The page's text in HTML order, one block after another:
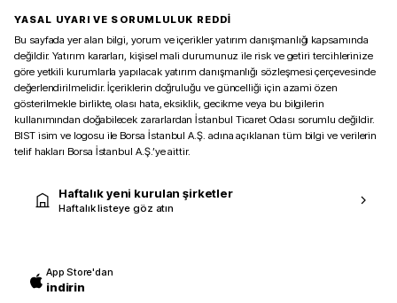
YASAL UYARI VE SORUMLULUK REDDİ
Bu sayfada yer alan bilgi, yorum ve içerikler yatırım danışmanlığı kapsamında
değildir. Yatırım kararları, kişisel mali durumunuz ile risk ve getiri tercihlerinize
göre yetkili kurumlarla yapılacak yatırım danışmanlığı sözleşmesi çerçevesinde
değerlendirilmelidir. İçeriklerin doğruluğu ve güncelliği için azami özen
gösterilmekle birlikte, olası hata, eksiklik, gecikme veya bu bilgilerin
kullanımından doğabilecek zararlardan İstanbul Ticaret Odası sorumlu değildir.
BIST isim ve logosu ile Borsa İstanbul A.Ş. adına açıklanan tüm bilgi ve verilerin
telif hakları Borsa İstanbul A.Ş.’ye aittir.
Haftalık yeni kurulan şirketler
Haftalık listeye göz atın
App Store'dan
indirin